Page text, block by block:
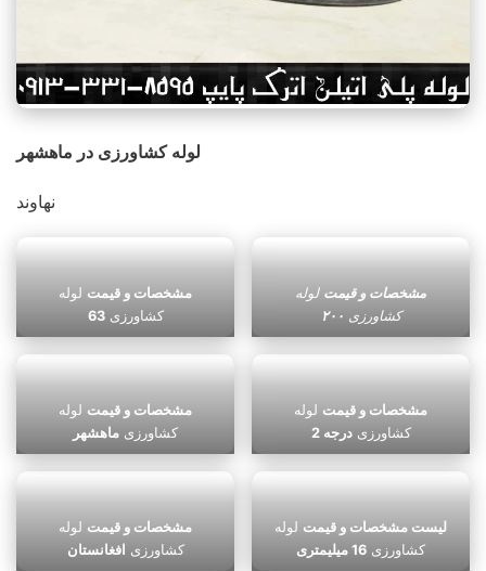
لوله کشاورزی در ماهشهر
نهاوند
مشخصات و قیمت لوله
کشاورزی63
مشخصات و قیمت لوله
کشاورزی ۲۰۰
مشخصات و قیمت لوله
کشاورزی ماهشهر
مشخصات و قیمت لوله
کشاورزیدرجه 2
مشخصات و قیمت لوله
کشاورزی افغانستان
لیست مشخصات و قیمت لوله
کشاورزی 16 میلیمتری